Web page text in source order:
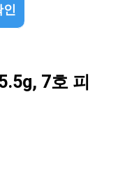
7호 피